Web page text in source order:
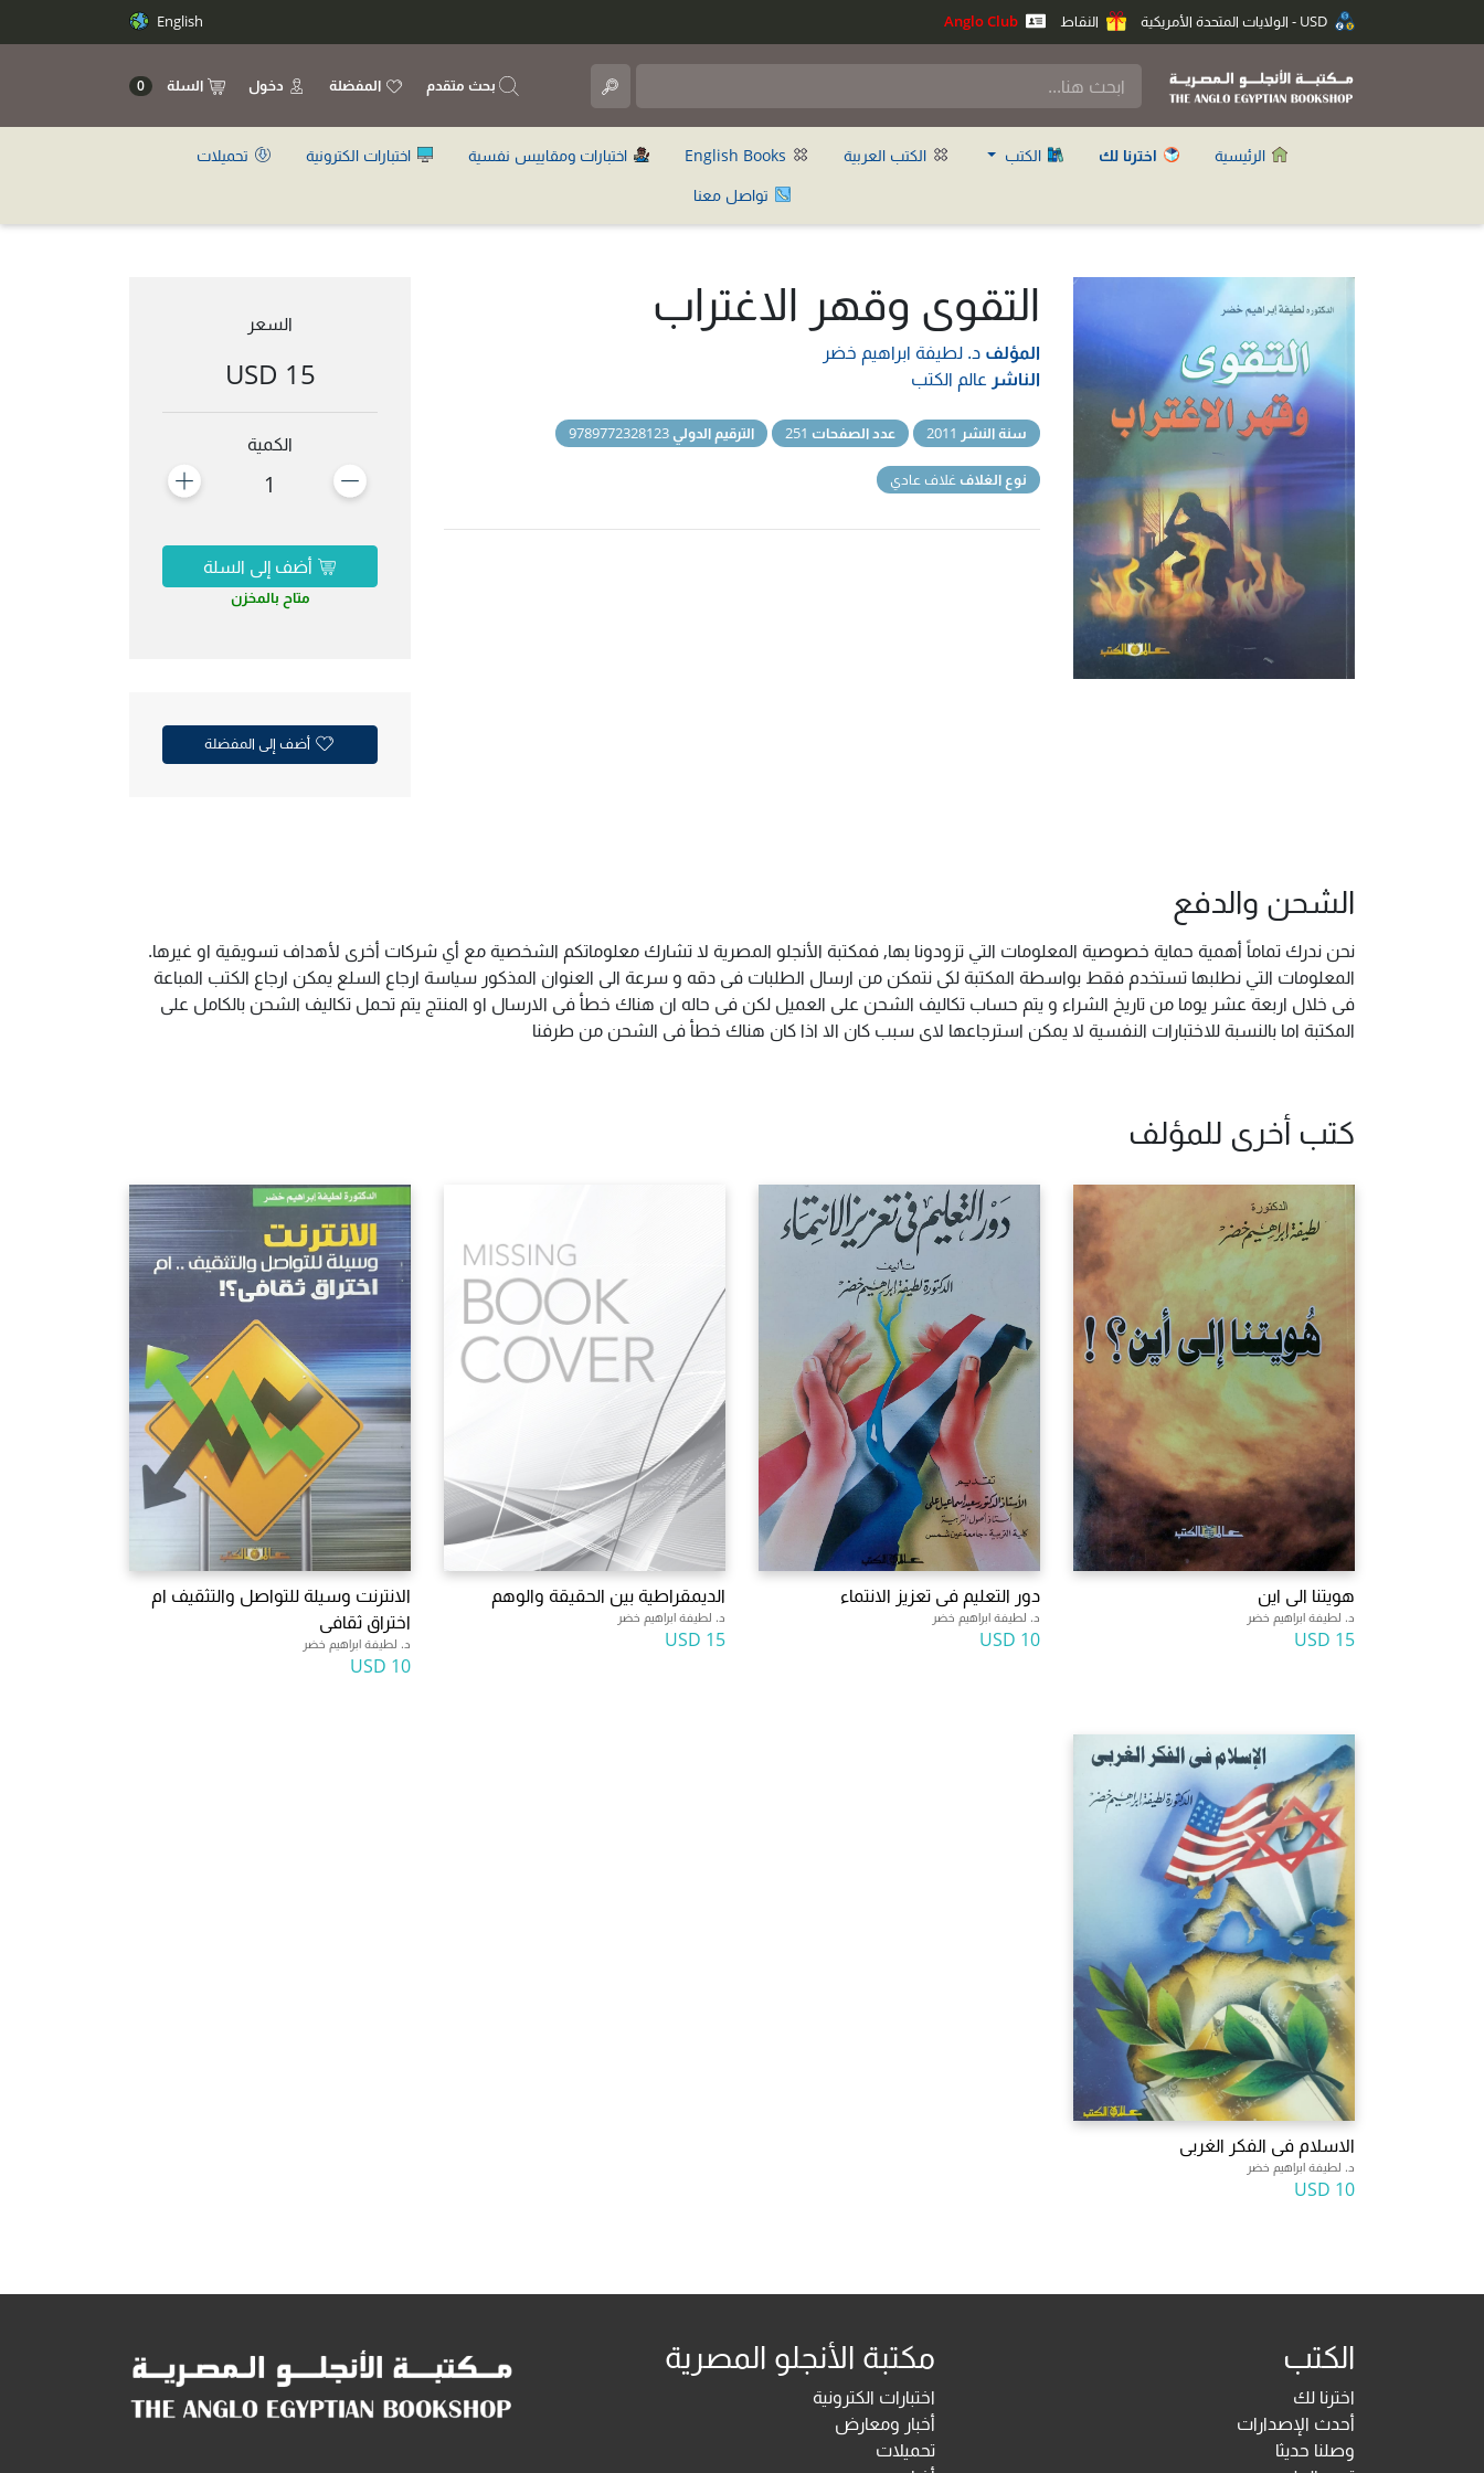
النقاط English
بحث متقدم المفضلة دخول السلة 0
الرئيسية اخترنا لك الكتب الكتب العربية اختبارات ومقاييس نفسية اختبارات الكترونية
تحميلات
تواصل معنا
التقوى وقهر الاغتراب
المؤلف د. لطيفة ابراهيم خضر
الناشر عالم الكتب
سنة النشر عدد الصفحات الترقيم الدولي
نوع الغلاف غلاف عادي
السعر
15 USD
الكمية
1
أضف إلى السلة
متاح بالمخزن
أضف إلى المفضلة
الشحن والدفع
نحن ندرك تماماً أهمية حماية خصوصية المعلومات التي تزودونا بها, فمكتبة الأنجلو المصرية لا تشارك معلوماتكم الشخصية مع أي شركات أخرى لأهداف تسويقية او غيرها.
المعلومات التي نطلبها تستخدم فقط بواسطة المكتبة لكى نتمكن من ارسال الطلبات فى دقه و سرعة الى العنوان المذكور سياسة ارجاع السلع يمكن ارجاع الكتب المباعة
فى خلال اربعة عشر يوما من تاريخ الشراء و يتم حساب تكاليف الشحن على العميل لكن فى حاله ان هناك خطأ فى الارسال او المنتج يتم تحمل تكاليف الشحن بالكامل على
المكتبة اما بالنسبة للاختبارات النفسية لا يمكن استرجاعها لاى سبب كان الا اذا كان هناك خطأ فى الشحن من طرفنا
كتب أخرى للمؤلف
هويتنا الى اين
د. لطيفة ابراهيم خضر
15 USD
دور التعليم فى تعزيز الانتماء
د. لطيفة ابراهيم خضر
10 USD
الديمقراطية بين الحقيقة والوهم
د. لطيفة ابراهيم خضر
15 USD
الانترنت وسيلة للتواصل والتثقيف ام
اختراق ثقافى
د. لطيفة ابراهيم خضر
10 USD
الاسلام فى الفكر الغربى
د. لطيفة ابراهيم خضر
10 USD
الكتب
اخترنا لك
أحدث الإصدارات
وصلنا حديثا
مكتبة الأنجلو المصرية
اختبارات الكترونية
أخبار ومعارض
تحميلات